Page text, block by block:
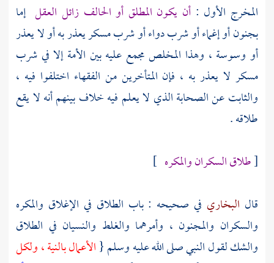
المخرج الأول :أن يكون المطلق أو الحالف زائل العقل إما
بجنون أو إغماء أو شرب دواء أو شرب مسكر يعذر به أو لا يعذر
أو وسوسة ، وهذا المخلص مجمع عليه بين الأمة إلا في شرب
مسكر لا يعذر به ، فإن المتأخرين من الفقهاء اختلفوا فيه ،
والثابت عن الصحابة الذي لا يعلم فيه خلاف بينهم أنه لا يقع
طلاقه .
[طلاق السكران والمكره ]
قال البخاري في صحيحه : باب الطلاق في الإغلاق والمكره
والسكران والمجنون ، وأمرهما والغلط والنسيان في الطلاق
والشك لقول النبي صلى الله عليه وسلم {الأعمال بالنية ، ولكل